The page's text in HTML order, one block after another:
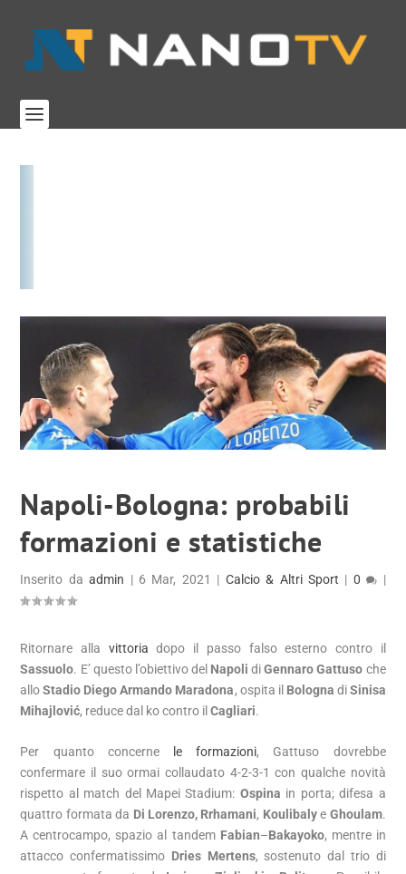
Napoli-Bologna: probabili
formazioni e statistiche
Inserito daadmin | 6 Mar, 2021 | Calcio & Altri Sport | 0 |
Ritornare alla vittoria dopo il passo falso esterno contro il
Sassuolo. E’ questo l’obiettivo del Napoli diGennaro Gattuso che
alloStadio Diego Armando Maradona, ospita il Bologna diSinisa
Mihajlović, reduce dal ko contro ilCagliari.
Per quanto concernele formazioni, Gattuso dovrebbe
confermare il suo ormai collaudato 4-2-3-1 con qualche novità
rispetto al match del Mapei Stadium: Ospina in porta; difesa a
quattro formata da Di Lorenzo, Rrhamani, Koulibalye Ghoulam.
A centrocampo, spazio al tandem Fabian–Bakayoko, mentre in
attacco confermatissimo Dries Mertens, sostenuto dal trio di